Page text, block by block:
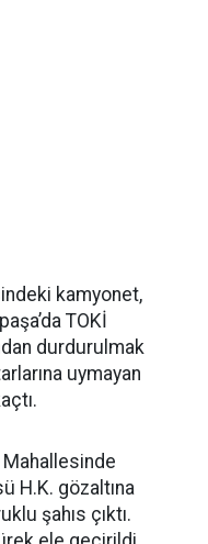
kamyonet,
TOKİ
durdurulmak
uymayan
H.K. gözaltına
şahıs çıktı.